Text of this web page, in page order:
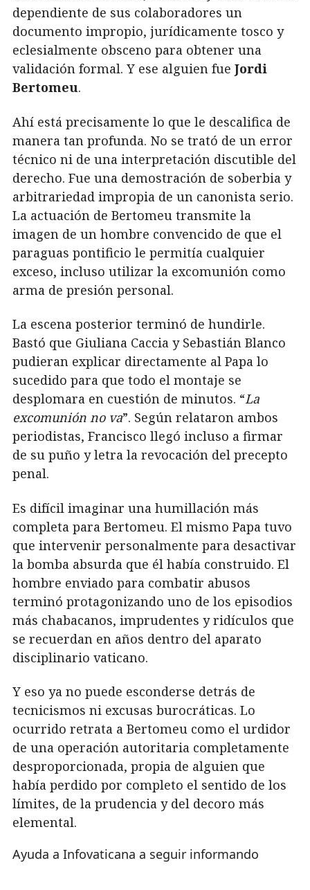
dependiente de sus colaboradores un
documento impropio, jurídicamente tosco y
eclesialmente obsceno para obtener una
validación formal. Y ese alguien fue Jordi
Bertomeu.
Ahí está precisamente lo que le descalifica de
manera tan profunda. No se trató de un error
técnico ni de una interpretación discutible del
derecho. Fue una demostración de soberbia y
arbitrariedad impropia de un canonista serio.
La actuación de Bertomeu transmite la
imagen de un hombre convencido de que el
paraguas pontificio le permitía cualquier
exceso, incluso utilizar la excomunión como
arma de presión personal.
La escena posterior terminó de hundirle.
Bastó que Giuliana Caccia y Sebastián Blanco
pudieran explicar directamente al Papa lo
sucedido para que todo el montaje se
desplomara en cuestión de minutos. “La
excomunión no va”. Según relataron ambos
periodistas, Francisco llegó incluso a firmar
de su puño y letra la revocación del precepto
penal.
Es difícil imaginar una humillación más
completa para Bertomeu. El mismo Papa tuvo
que intervenir personalmente para desactivar
la bomba absurda que él había construido. El
hombre enviado para combatir abusos
terminó protagonizando uno de los episodios
más chabacanos, imprudentes y ridículos que
se recuerdan en años dentro del aparato
disciplinario vaticano.
Y eso ya no puede esconderse detrás de
tecnicismos ni excusas burocráticas. Lo
ocurrido retrata a Bertomeu como el urdidor
de una operación autoritaria completamente
desproporcionada, propia de alguien que
había perdido por completo el sentido de los
límites, de la prudencia y del decoro más
elemental.
Ayuda a Infovaticana a seguir informando